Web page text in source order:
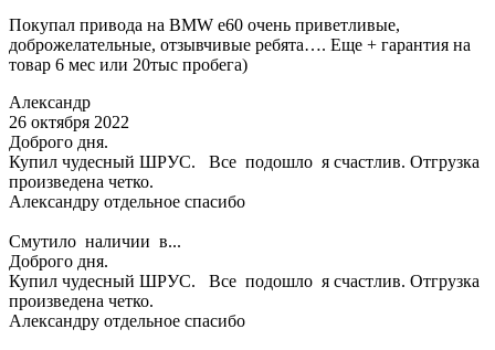
Покупал привода на BMW e60 очень приветливые,
доброжелательные, отзывчивые ребята…. Еще + гарантия на
товар 6 мес или 20тыс пробега)
Александр
26 октября 2022
Доброго дня.
Купил чудесный ШРУС. Все подошло я счастлив. Отгрузка
произведена четко.
Александру отдельное спасибо
Смутило наличии в...
Доброго дня.
Купил чудесный ШРУС. Все подошло я счастлив. Отгрузка
произведена четко.
Александру отдельное спасибо